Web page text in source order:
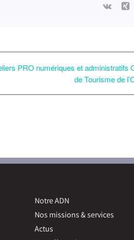
Vk
PRO numériques et administratifs
de Tourisme de
Notre ADN
Nos missions & services
Actus